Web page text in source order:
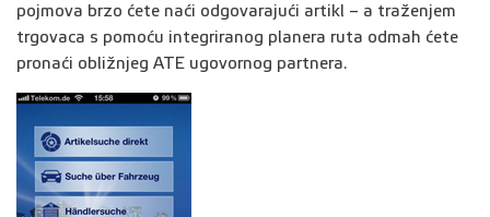
pojmova brzo ćete naći odgovarajući artikl – a traženjem
trgovaca s pomoću integriranog planera ruta odmah ćete
pronaći obližnjeg ATE ugovornog partnera.